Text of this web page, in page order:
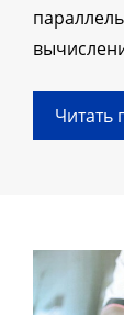
Читать